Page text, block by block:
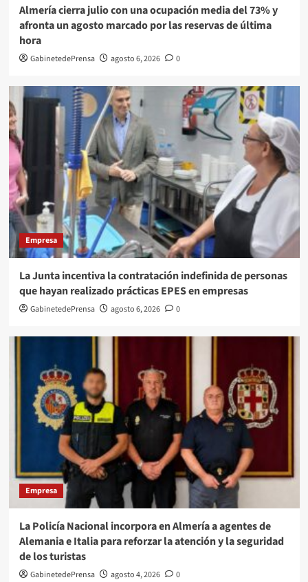
Almería cierra julio con una ocupación media del 73% y
afronta un agosto marcado por las reservas de última
hora
GabinetedePrensa agosto 6, 2026 0
Empresa
La Junta incentiva la contratación indefinida de personas
que hayan realizado prácticas EPES en empresas
GabinetedePrensa agosto 6, 2026 0
Empresa
La Policía Nacional incorpora en Almería a agentes de
Alemania e Italia para reforzar la atención y la seguridad
de los turistas
GabinetedePrensa agosto 4, 2026 0